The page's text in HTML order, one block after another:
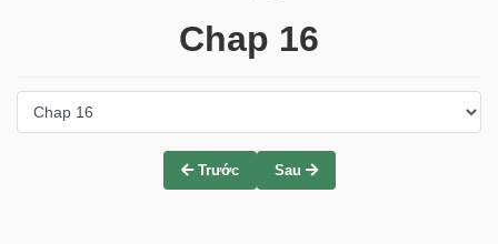
Chap 16
Trước Sau